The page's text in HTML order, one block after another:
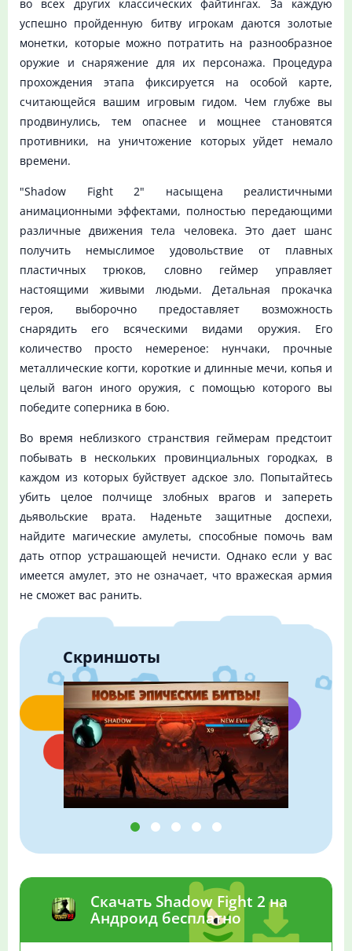
во всех других классических файтингах. За каждую
успешно пройденную битву игрокам даются золотые
монетки, которые можно потратить на разнообразное
оружие и снаряжение для их персонажа. Процедура
прохождения этапа фиксируется на особой карте,
считающейся вашим игровым гидом. Чем глубже вы
продвинулись, тем опаснее и мощнее становятся
противники, на уничтожение которых уйдет немало
времени.
"Shadow Fight 2" насыщена реалистичными
анимационными эффектами, полностью передающими
различные движения тела человека. Это дает шанс
получить немыслимое удовольствие от плавных
пластичных трюков, словно геймер управляет
настоящими живыми людьми. Детальная прокачка
героя, выборочно предоставляет возможность
снарядить его всяческими видами оружия. Его
количество просто немереное: нунчаки, прочные
металлические когти, короткие и длинные мечи, копья и
целый вагон иного оружия, с помощью которого вы
победите соперника в бою.
Во время неблизкого странствия геймерам предстоит
побывать в нескольких провинциальных городках, в
каждом из которых буйствует адское зло. Попытайтесь
убить целое полчище злобных врагов и запереть
дьявольские врата. Наденьте защитные доспехи,
найдите магические амулеты, способные помочь вам
дать отпор устрашающей нечисти. Однако если у вас
имеется амулет, это не означает, что вражеская армия
не сможет вас ранить.
Скриншоты
Скачать Shadow Fight 2 на
Андроид бесплатно